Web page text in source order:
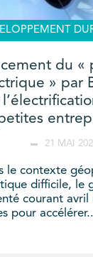
du «
» par
21 MAI
le contexte
difficile, le
courant avril
pour